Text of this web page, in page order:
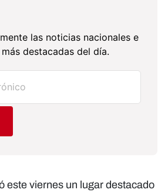
las noticias nacionales e
destacadas del día.
este viernes un lugar destacado